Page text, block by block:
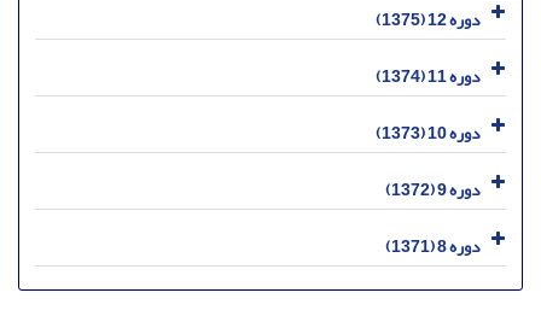
دوره 12 (1375)
دوره 11 (1374)
دوره 10 (1373)
دوره 9 (1372)
دوره 8 (1371)